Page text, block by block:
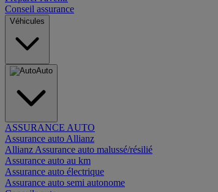
Conseil assurance
Véhicules
Auto
ASSURANCE AUTO
Assurance auto Allianz
Allianz Assurance auto malussé/résilié
Assurance auto au km
Assurance auto électrique
Assurance auto semi autonome